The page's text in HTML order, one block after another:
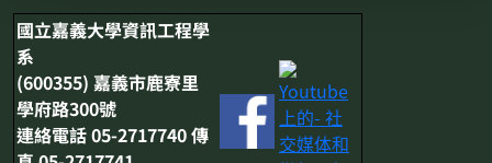
國立嘉義大學資訊工程學
系
(600355) 嘉義市鹿寮里
學府路300號
連絡電話 05-2717740 傳